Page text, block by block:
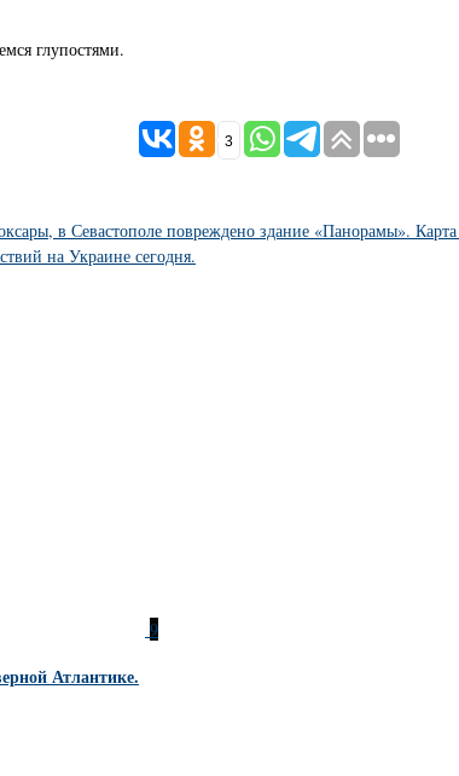
глупостями.
3
в Севастополе повреждено здание «Панорамы».
на Украине сегодня.
9
Атлантике.